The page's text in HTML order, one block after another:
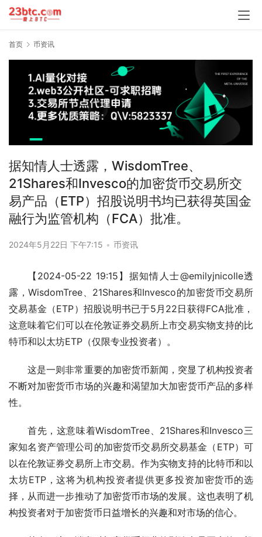
首页 币资讯
据知情人士透露，WisdomTree、
21Shares和Invesco的加密货币交易所交
易产品（ETP）招股说明书均已获得英国金
融行为监管机构（FCA）批准。
2024年5月22日 下午7:15 • 币资讯
【2024-05-22 19:15】据知情人士@emilyjnicolle透
露，WisdomTree、21Shares和Invesco的加密货币交易所
交易基金（ETP）招股说明书已于5月22日获得FCA批准，
这意味着它们可以在伦敦证券交易所上市交易实物支持的比
特币和以太坊ETP（仅限专业投资者）。
这是一则非常重要的加密货币新闻，突显了机构投资者
不断对加密货币市场的兴趣和渴望加大加密货币产品的多样
性。
首先，这意味着WisdomTree、21Shares和Invesco三
家知名资产管理公司的加密货币交易所交易基金（ETP）可
以在伦敦证券交易所上市交易。作为实物支持的比特币和以
太坊ETP，这将为机构投资者提供更多投资加密货币的选
择，从而进一步推动了加密货币市场的发展。这也表明了机
构投资者对于加密货币日益增长的兴趣和对市场的信心。